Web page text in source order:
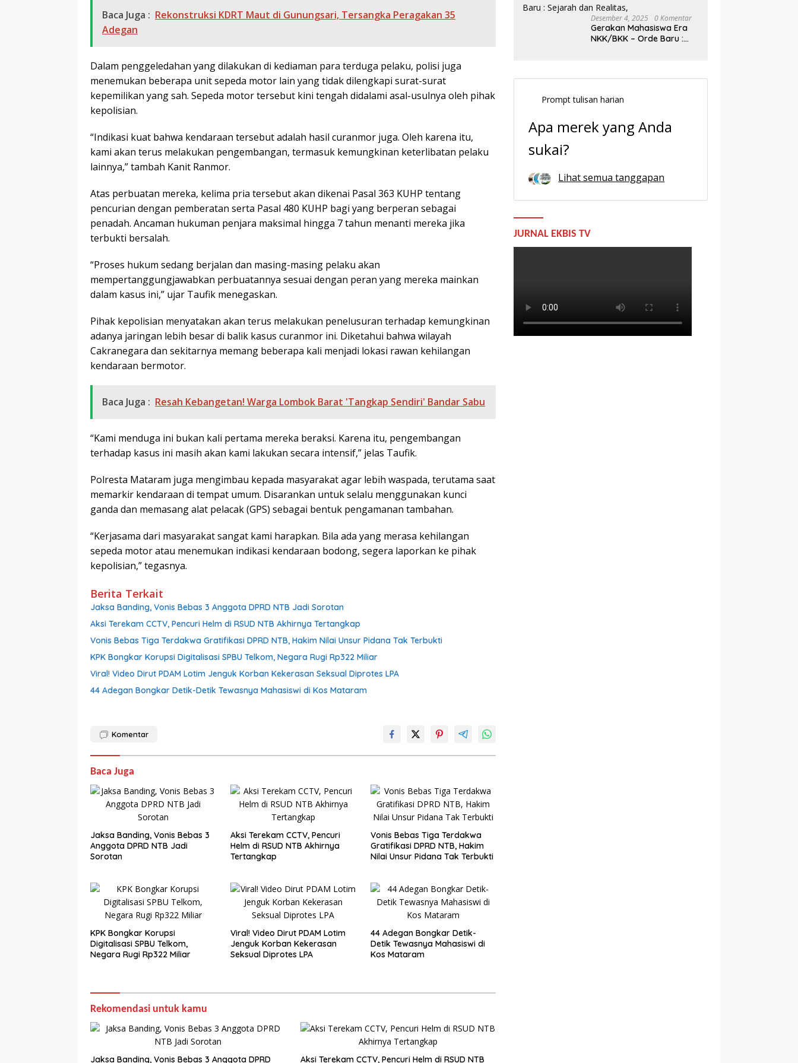
Baca Juga : Rekonstruksi KDRT Maut di Gunungsari, Tersangka Peragakan 35
Adegan
Dalam penggeledahan yang dilakukan di kediaman para terduga pelaku, polisi juga
menemukan beberapa unit sepeda motor lain yang tidak dilengkapi surat-surat
kepemilikan yang sah. Sepeda motor tersebut kini tengah didalami asal-usulnya oleh pihak
kepolisian.
“Indikasi kuat bahwa kendaraan tersebut adalah hasil curanmor juga. Oleh karena itu,
kami akan terus melakukan pengembangan, termasuk kemungkinan keterlibatan pelaku
lainnya,” tambah Kanit Ranmor.
Atas perbuatan mereka, kelima pria tersebut akan dikenai Pasal 363 KUHP tentang
pencurian dengan pemberatan serta Pasal 480 KUHP bagi yang berperan sebagai
penadah. Ancaman hukuman penjara maksimal hingga 7 tahun menanti mereka jika
terbukti bersalah.
“Proses hukum sedang berjalan dan masing-masing pelaku akan
mempertanggungjawabkan perbuatannya sesuai dengan peran yang mereka mainkan
dalam kasus ini,” ujar Taufik menegaskan.
Pihak kepolisian menyatakan akan terus melakukan penelusuran terhadap kemungkinan
adanya jaringan lebih besar di balik kasus curanmor ini. Diketahui bahwa wilayah
Cakranegara dan sekitarnya memang beberapa kali menjadi lokasi rawan kehilangan
kendaraan bermotor.
Baca Juga : Resah Kebangetan! Warga Lombok Barat 'Tangkap Sendiri' Bandar Sabu
“Kami menduga ini bukan kali pertama mereka beraksi. Karena itu, pengembangan
terhadap kasus ini masih akan kami lakukan secara intensif,” jelas Taufik.
Polresta Mataram juga mengimbau kepada masyarakat agar lebih waspada, terutama saat
memarkir kendaraan di tempat umum. Disarankan untuk selalu menggunakan kunci
ganda dan memasang alat pelacak (GPS) sebagai bentuk pengamanan tambahan.
“Kerjasama dari masyarakat sangat kami harapkan. Bila ada yang merasa kehilangan
sepeda motor atau menemukan indikasi kendaraan bodong, segera laporkan ke pihak
kepolisian,” tegasnya.
Berita Terkait
Jaksa Banding, Vonis Bebas 3 Anggota DPRD NTB Jadi Sorotan
Aksi Terekam CCTV, Pencuri Helm di RSUD NTB Akhirnya Tertangkap
Vonis Bebas Tiga Terdakwa Gratifikasi DPRD NTB, Hakim Nilai Unsur Pidana Tak Terbukti
KPK Bongkar Korupsi Digitalisasi SPBU Telkom, Negara Rugi Rp322 Miliar
Viral! Video Dirut PDAM Lotim Jenguk Korban Kekerasan Seksual Diprotes LPA
44 Adegan Bongkar Detik-Detik Tewasnya Mahasiswi di Kos Mataram
Komentar
Baca Juga
Jaksa Banding, Vonis Bebas 3
Anggota DPRD NTB Jadi
Sorotan
Aksi Terekam CCTV, Pencuri
Helm di RSUD NTB Akhirnya
Tertangkap
Vonis Bebas Tiga Terdakwa
Gratifikasi DPRD NTB, Hakim
Nilai Unsur Pidana Tak Terbukti
KPK Bongkar Korupsi
Digitalisasi SPBU Telkom,
Negara Rugi Rp322 Miliar
Viral! Video Dirut PDAM Lotim
Jenguk Korban Kekerasan
Seksual Diprotes LPA
44 Adegan Bongkar Detik-
Detik Tewasnya Mahasiswi di
Kos Mataram
Rekomendasi untuk kamu
Jaksa Banding, Vonis Bebas 3 Anggota DPRD Aksi Terekam CCTV, Pencuri Helm di RSUD NTB
Desember 4, 2025 0 Komentar
Gerakan Mahasiswa Era
NKK/BKK – Orde Baru :
Prompt tulisan harian
Apa merek yang Anda
sukai?
Lihat semua tanggapan
JURNAL EKBIS TV